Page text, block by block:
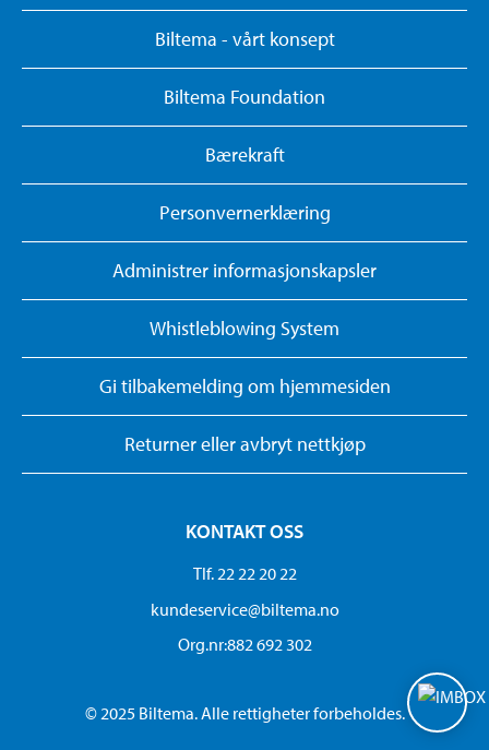
Biltema - vårt konsept
Biltema Foundation
Bærekraft
Personvernerklæring
Administrer informasjonskapsler
Whistleblowing System
Gi tilbakemelding om hjemmesiden
Returner eller avbryt nettkjøp
KONTAKT OSS
Tlf. 22 22 20 22
kundeservice@biltema.no
Org.nr:882 692 302
© 2025 Biltema. Alle rettigheter forbeholdes.